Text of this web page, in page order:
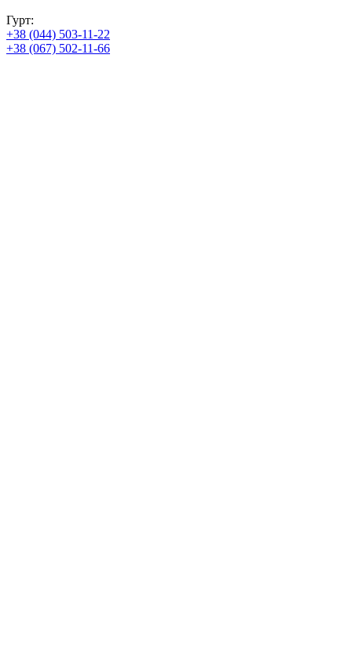
Гурт:
+38 (044) 503-11-22
+38 (067) 502-11-66